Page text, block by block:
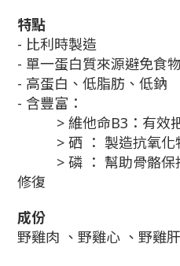
特點
- 比利時製造
- 單一蛋白質來源避免食
- 高蛋白、 低脂肪、 低鈉
- 含豐富：
> 維他命B3：有效把
> 硒 ： 製造抗氧化
> 磷 ： 幫助骨骼保
修復
成份
野雞肉 、野雞心 、野雞